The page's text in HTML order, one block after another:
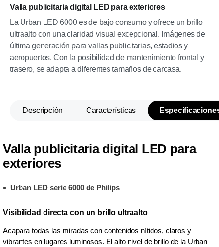
Valla publicitaria digital LED para exteriores
La Urban LED 6000 es de bajo consumo y ofrece un brillo
ultraalto con una claridad visual excepcional. Imágenes de
última generación para vallas publicitarias, estadios y
aeropuertos. Con la posibilidad de mantenimiento frontal y
trasero, se adapta a diferentes tamaños de carcasa.
Descripción Características
Valla publicitaria digital LED para
exteriores
Urban LED serie 6000 de Philips
Visibilidad directa con un brillo ultraalto
Acapara todas las miradas con contenidos nítidos, claros y
vibrantes en lugares luminosos. El alto nivel de brillo de la Urban